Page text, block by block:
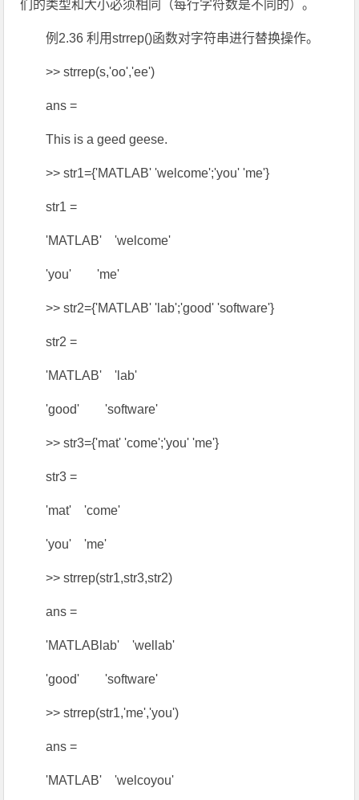
们的类型和大小必须相同（每行字符数是不同的）。
例2.36 利用strrep()函数对字符串进行替换操作。
>> strrep(s,'oo','ee')
ans =
This is a geed geese.
>> str1={'MATLAB' 'welcome';'you' 'me'}
str1 =
'MATLAB' 'welcome'
'you' 'me'
>> str2={'MATLAB' 'lab';'good' 'software'}
str2 =
'MATLAB' 'lab'
'good' 'software'
>> str3={'mat' 'come';'you' 'me'}
str3 =
'mat' 'come'
'you' 'me'
>> strrep(str1,str3,str2)
ans =
'MATLABlab' 'wellab'
'good' 'software'
>> strrep(str1,'me','you')
ans =
'MATLAB' 'welcoyou'